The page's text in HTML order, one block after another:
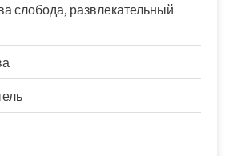
слобода, развлекательный